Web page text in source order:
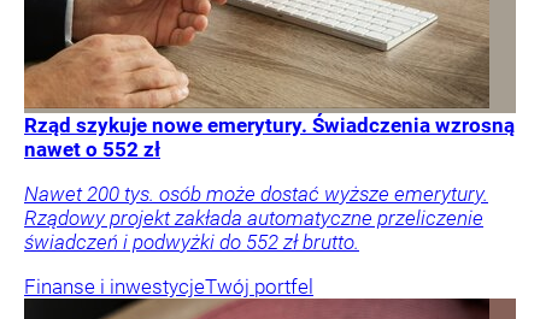
Rząd szykuje nowe emerytury. Świadczenia wzrosną
nawet o 552 zł
Nawet 200 tys. osób może dostać wyższe emerytury.
Rządowy projekt zakłada automatyczne przeliczenie
świadczeń i podwyżki do 552 zł brutto.
Finanse i inwestycjeTwój portfel